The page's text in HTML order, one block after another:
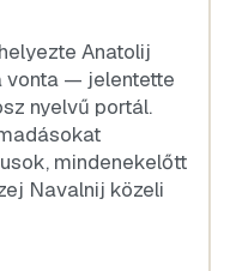
Anatolij
vonta — jelentette
nyelvű portál.
mindenekelőtt
Navalnij közeli